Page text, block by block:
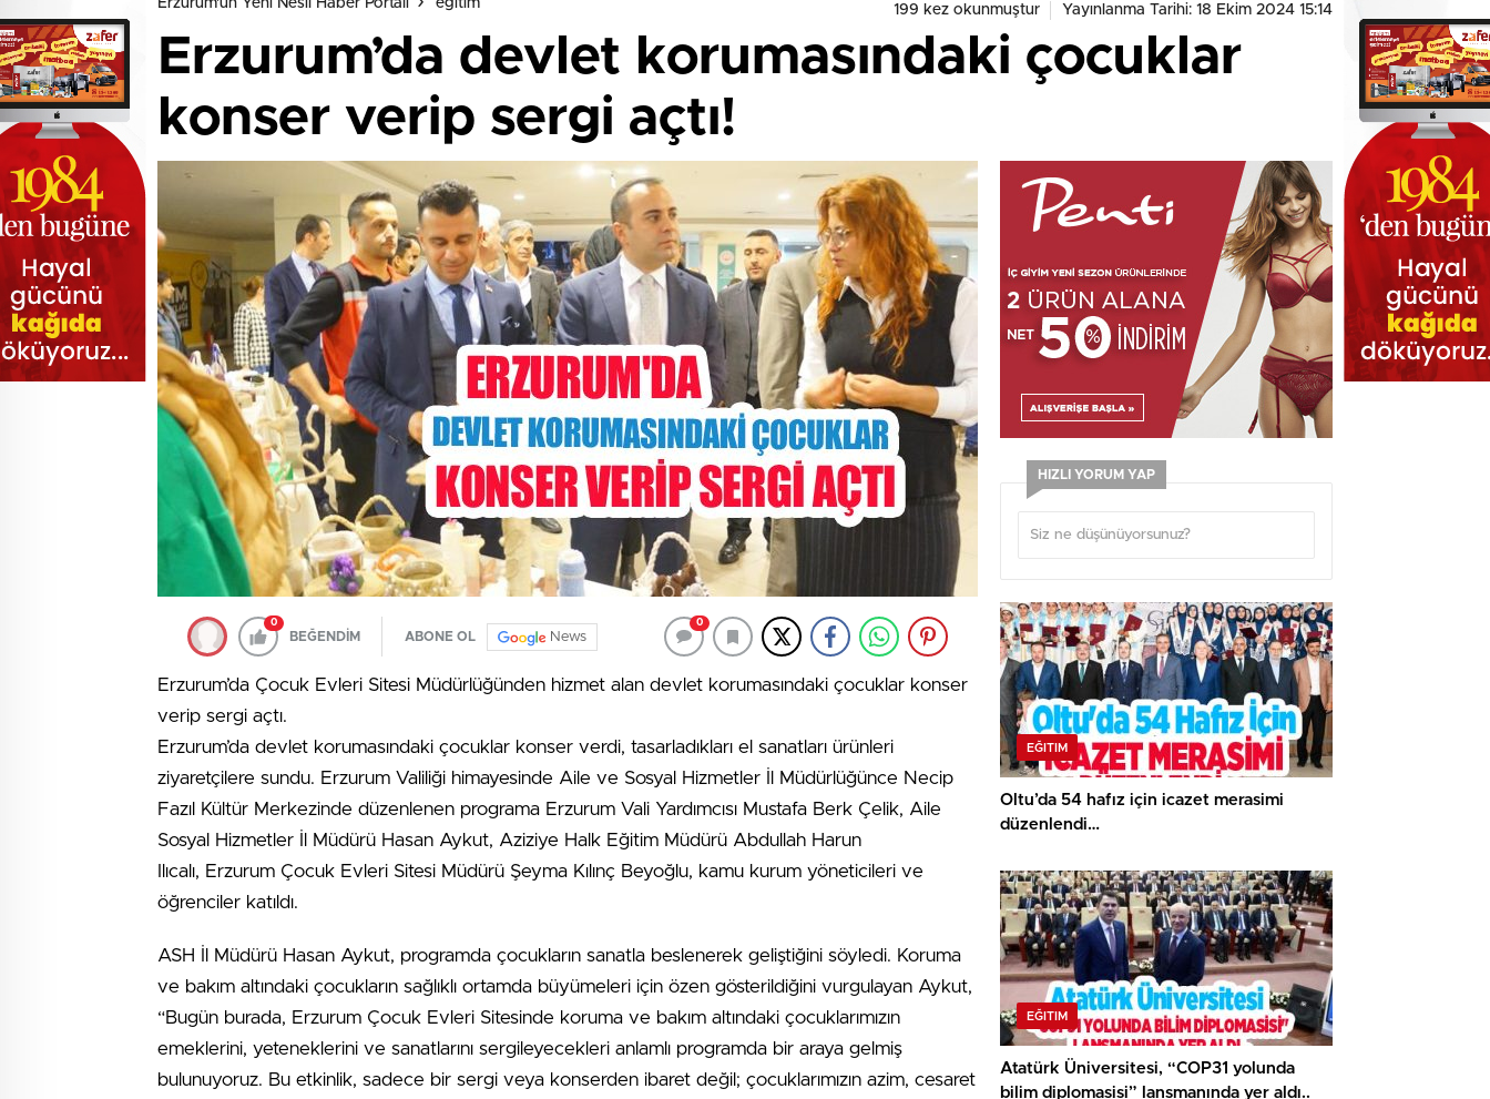
Erzurum'un Yeni Nesil Haber Portalı eğitim 199 kez okunmuştur Yayınlanma Tarihi: 18 Ekim 2024 15:14
Erzurum’da devlet korumasındaki çocuklar
konser verip sergi açtı!
0
BEĞENDİM ABONE OL News
0
Erzurum’da Çocuk Evleri Sitesi Müdürlüğünden hizmet alan devlet korumasındaki çocuklar konser
verip sergi açtı.
Erzurum’da devlet korumasındaki çocuklar konser verdi, tasarladıkları el sanatları ürünleri
ziyaretçilere sundu. Erzurum Valiliği himayesinde Aile ve Sosyal Hizmetler İl Müdürlüğünce Necip
Fazıl Kültür Merkezinde düzenlenen programa Erzurum Vali Yardımcısı Mustafa Berk Çelik, Aile
Sosyal Hizmetler İl Müdürü Hasan Aykut, Aziziye Halk Eğitim Müdürü Abdullah Harun
Ilıcalı, Erzurum Çocuk Evleri Sitesi Müdürü Şeyma Kılınç Beyoğlu, kamu kurum yöneticileri ve
öğrenciler katıldı.
ASH İl Müdürü Hasan Aykut, programda çocukların sanatla beslenerek geliştiğini söyledi. Koruma
ve bakım altındaki çocukların sağlıklı ortamda büyümeleri için özen gösterildiğini vurgulayan Aykut,
“Bugün burada, Erzurum Çocuk Evleri Sitesinde koruma ve bakım altındaki çocuklarımızın
emeklerini, yeteneklerini ve sanatlarını sergileyecekleri anlamlı programda bir araya gelmiş
bulunuyoruz. Bu etkinlik, sadece bir sergi veya konserden ibaret değil; çocuklarımızın azim, cesaret
HIZLI YORUM YAP
EĞITIM
Oltu’da 54 hafız için icazet merasimi
düzenlendi…
EĞITIM
Atatürk Üniversitesi, “COP31 yolunda
bilim diplomasisi” lansmanında yer aldı..